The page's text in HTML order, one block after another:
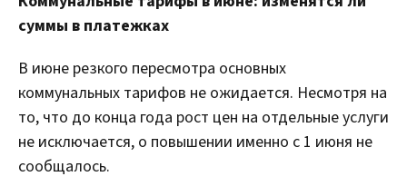
суммы в платежках
В июне резкого пересмотра основных
коммунальных тарифов не ожидается. Несмотря на
то, что до конца года рост цен на отдельные услуги
не исключается, о повышении именно с 1 июня не
сообщалось.